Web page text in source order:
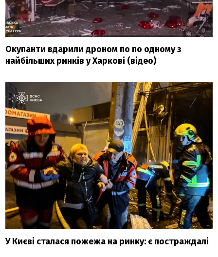
Окупанти вдарили дроном по по одному з
найбільших ринків у Харкові (відео)
У Києві сталася пожежа на ринку: є постраждалі